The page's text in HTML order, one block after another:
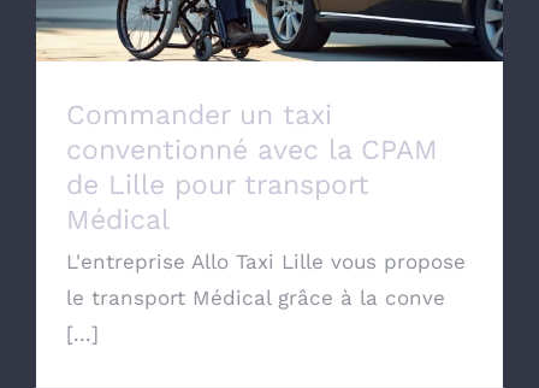
Commander un taxi
conventionné avec la CPAM
de Lille pour transport
Médical
L'entreprise Allo Taxi Lille vous propose
le transport Médical grâce à la conve
[...]